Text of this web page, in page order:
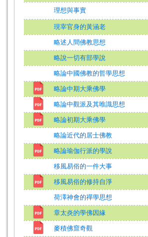
理想與事實
現宰官身的黃涵老
略述人間佛教思想
略說一切有部學說
略論中國佛教的哲學思想
略論中期大乘佛學
略論中觀派及其唯識思想
略論初期大乘佛學
略論近代的居士佛教
略論瑜伽行派的學說
移風易俗的一件大事
移風易俗的修持自淨
荷澤神會的禪學思想
章太炎的學佛因緣
麥積佛窟奇觀